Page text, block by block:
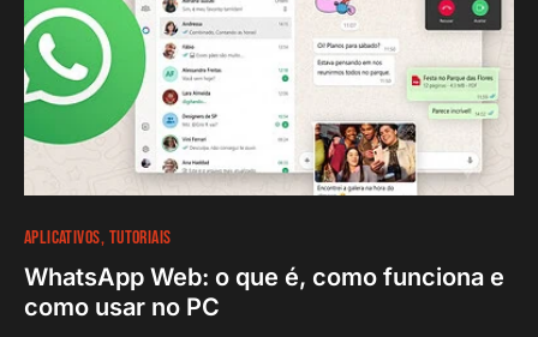
APLICATIVOS TUTORIAIS
WhatsApp Web: o que é, como funciona e
como usar no PC